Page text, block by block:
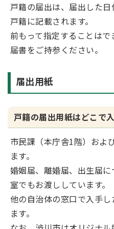
戸籍の届出は、届出した
戸籍に記載されます。
前もって指定することは
届書をご持参ください。
届出用紙
戸籍の届出用紙はどこで
市民課（本庁舎1階）およ
ます。
婚姻届、離婚届、出生届
室でもお渡ししています。
他の自治体の窓口で入手
ます。